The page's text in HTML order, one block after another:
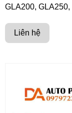
GLA200,
Liên hệ